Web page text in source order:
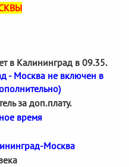
в Калининград в 09.35.
- Москва не включен в
за доп.плату.
время
Москва